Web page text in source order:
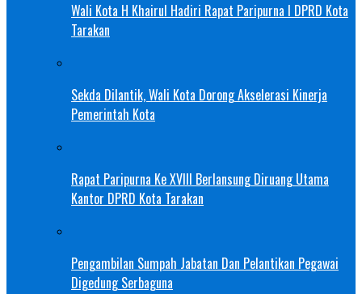
Wali Kota H Khairul Hadiri Rapat Paripurna I DPRD Kota
Tarakan
Sekda Dilantik, Wali Kota Dorong Akselerasi Kinerja
Pemerintah Kota
Rapat Paripurna Ke XVIII Berlansung Diruang Utama
Kantor DPRD Kota Tarakan
Pengambilan Sumpah Jabatan Dan Pelantikan Pegawai
Digedung Serbaguna